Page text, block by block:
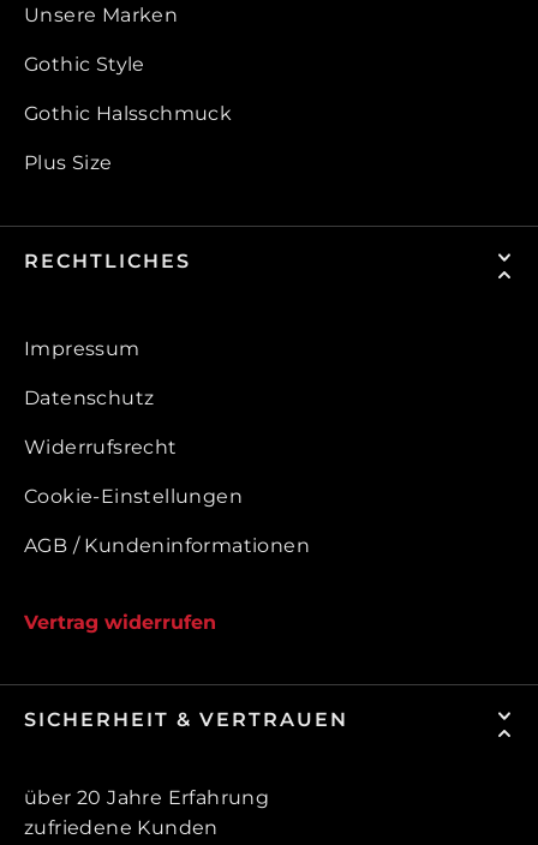
Unsere Marken
Gothic Style
Gothic Halsschmuck
Plus Size
RECHTLICHES
Impressum
Datenschutz
Widerrufsrecht
Cookie-Einstellungen
AGB / Kundeninformationen
Vertrag widerrufen
SICHERHEIT & VERTRAUEN
über 20 Jahre Erfahrung
zufriedene Kunden